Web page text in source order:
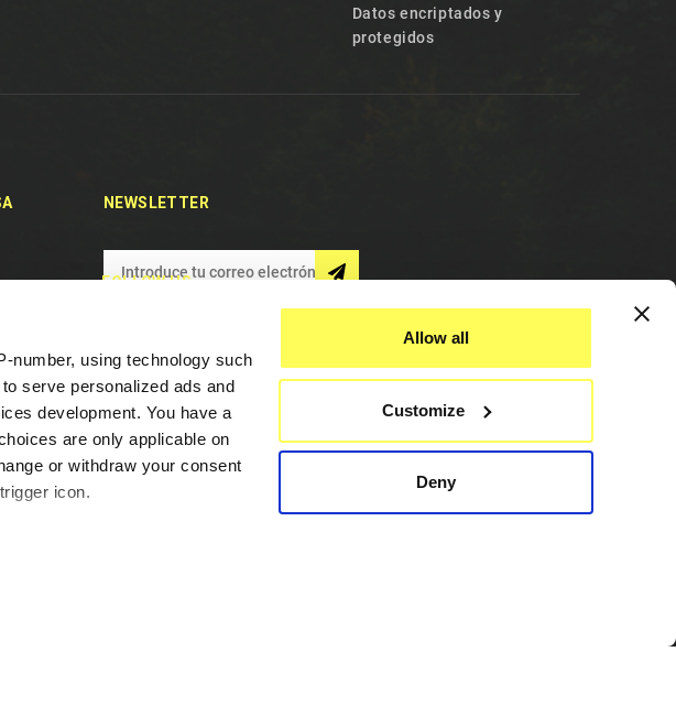
number, using technology such
serve personalized ads and
development. You have a
are only applicable on
or withdraw your consent
icon.
Allow all
Customize
Deny
Datos encriptados y
protegidos
NEWSLETTER
FOLLOW US
Asistencia